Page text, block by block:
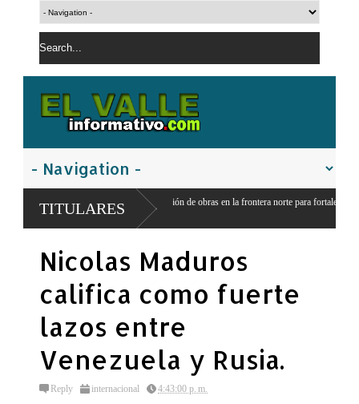
TITULARES
inicia construcción de obras en la frontera norte para fortalecer la
Nicolas Maduros
califica como fuerte
lazos entre
Venezuela y Rusia.
Reply internacional 4:43:00 p. m.